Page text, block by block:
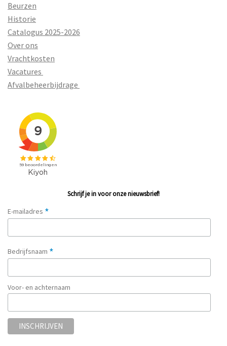
Beurzen
Historie
Catalogus 2025-2026
Over ons
Vrachtkosten
Vacatures
Afvalbeheerbijdrage
Schrijf je in voor onze nieuwsbrief!
E-mailadres *
Bedrijfsnaam *
Voor- en achternaam